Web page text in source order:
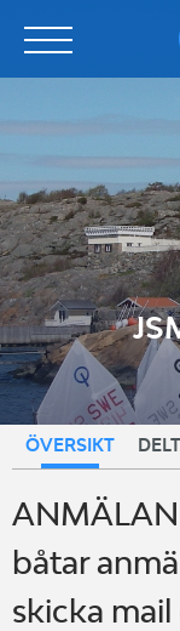
ÖVERSIKT
ANMÄLAN
båtar
skicka